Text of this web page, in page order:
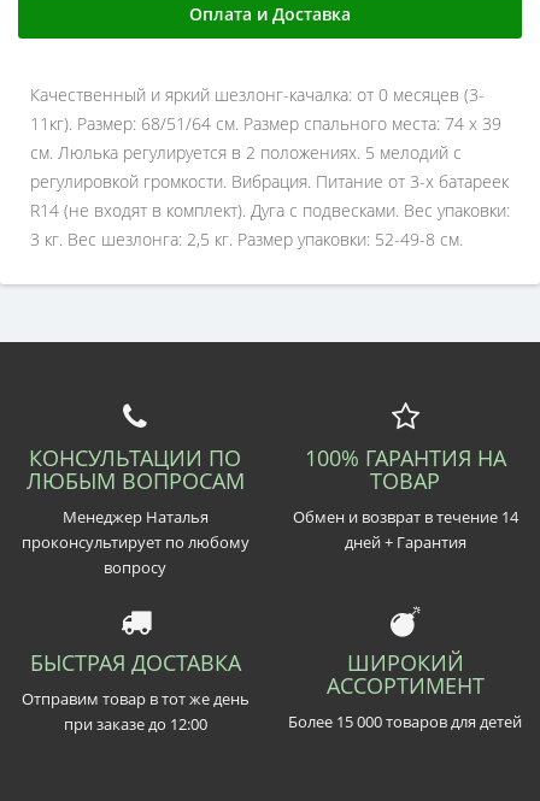
Оплата и Доставка
Качественный и яркий шезлонг-качалка: от 0 месяцев (3-
11кг). Размер: 68/51/64 см. Размер спального места: 74 х 39
см. Люлька регулируется в 2 положениях. 5 мелодий с
регулировкой громкости. Вибрация. Питание от 3-х батареек
R14 (не входят в комплект). Дуга с подвесками. Вес упаковки:
3 кг. Вес шезлонга: 2,5 кг. Размер упаковки: 52-49-8 см.
КОНСУЛЬТАЦИИ ПО
ЛЮБЫМ ВОПРОСАМ
Менеджер Наталья
проконсультирует по любому
вопросу
100% ГАРАНТИЯ НА
ТОВАР
Обмен и возврат в течение 14
дней + Гарантия
БЫСТРАЯ ДОСТАВКА
Отправим товар в тот же день
при заказе до 12:00
ШИРОКИЙ
АССОРТИМЕНТ
Более 15 000 товаров для детей